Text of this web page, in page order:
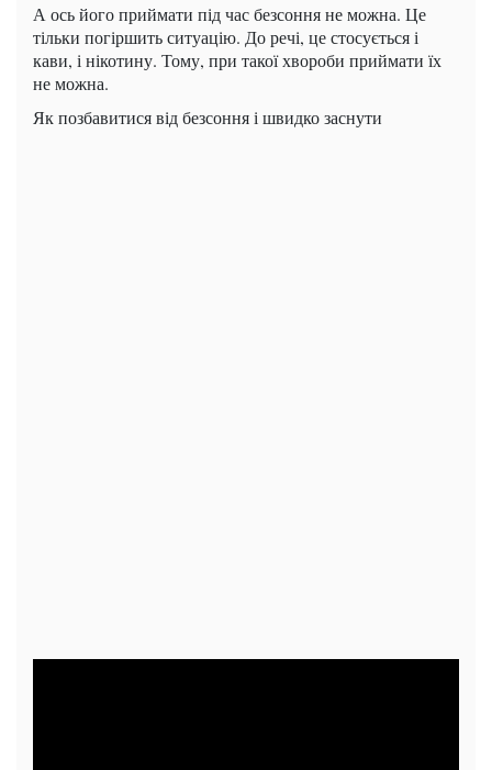
А ось його приймати під час безсоння не можна. Це
тільки погіршить ситуацію. До речі, це стосується і
кави, і нікотину. Тому, при такої хвороби приймати їх
не можна.
Як позбавитися від безсоння і швидко заснути